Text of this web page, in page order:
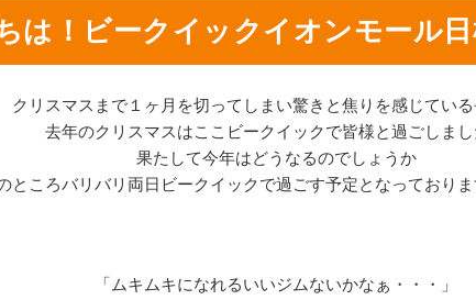
は！ビークイックイオンモール日
クリスマスまで１ヶ月を切ってしまい驚きと焦りを感じてい
去年のクリスマスはここビークイックで皆様と過ごしま
果たして今年はどうなるのでしょうか
ところバリバリ両日ビークイックで過ごす予定となっており
「ムキムキになれるいいジムないかなぁ・・・」